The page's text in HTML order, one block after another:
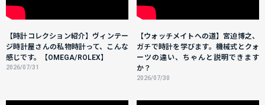
【時計コレクション紹介】ヴィンテー
ジ時計屋さんの私物時計って、こんな
感じです。【OMEGA/ROLEX】
2026/07/31
【ウォッチメイトへの道】宮迫博之、
ガチで時計を学びます。機械式とクォ
ーツの違い、ちゃんと説明できます
か？
2026/07/30